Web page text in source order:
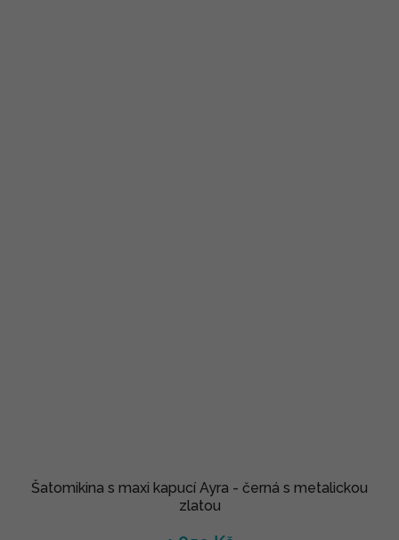
Šatomikina s maxi kapucí Ayra - černá s metalickou
zlatou